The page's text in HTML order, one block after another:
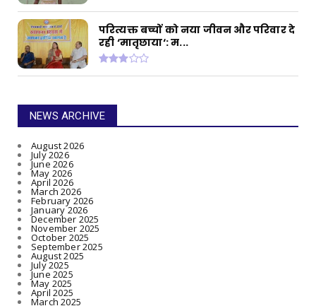
परित्यक्त बच्चों को नया जीवन और परिवार दे
रही ‘मातृछाया‘: म...
NEWS ARCHIVE
August 2026
July 2026
June 2026
May 2026
April 2026
March 2026
February 2026
January 2026
December 2025
November 2025
October 2025
September 2025
August 2025
July 2025
June 2025
May 2025
April 2025
March 2025